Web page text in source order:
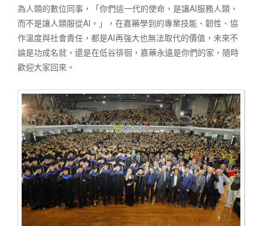
為人類的數位同事，「你們這一代的使命，是讓AI服務人類，
而不是讓人類服從AI。」，在嘉藥學到的專業技能、韌性、協
作溫度與社會責任，都是AI再強大也無法取代的價值，未來不
論是功成名就，還是在低谷徘徊，嘉藥永遠是你們的家，隨時
歡迎大家回來。